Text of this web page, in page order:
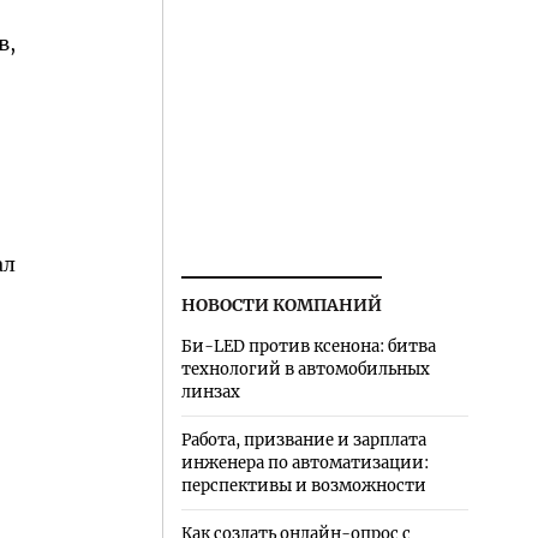
НОВОСТИ КОМПАНИЙ
Би-LED против ксенона: битва
технологий в автомобильных
линзах
Работа, призвание и зарплата
инженера по автоматизации:
перспективы и возможности